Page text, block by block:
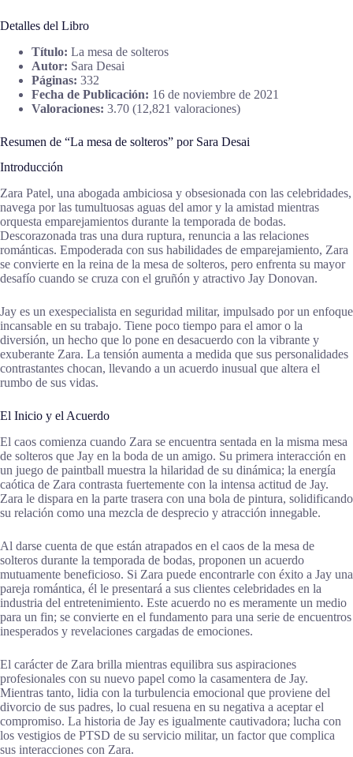
Detalles del Libro
Título: La mesa de solteros
Autor: Sara Desai
Páginas: 332
Fecha de Publicación: 16 de noviembre de 2021
Valoraciones: 3.70 (12,821 valoraciones)
Resumen de “La mesa de solteros” por Sara Desai
Introducción
Zara Patel, una abogada ambiciosa y obsesionada con las celebridades,
navega por las tumultuosas aguas del amor y la amistad mientras
orquesta emparejamientos durante la temporada de bodas.
Descorazonada tras una dura ruptura, renuncia a las relaciones
románticas. Empoderada con sus habilidades de emparejamiento, Zara
se convierte en la reina de la mesa de solteros, pero enfrenta su mayor
desafío cuando se cruza con el gruñón y atractivo Jay Donovan.
Jay es un exespecialista en seguridad militar, impulsado por un enfoque
incansable en su trabajo. Tiene poco tiempo para el amor o la
diversión, un hecho que lo pone en desacuerdo con la vibrante y
exuberante Zara. La tensión aumenta a medida que sus personalidades
contrastantes chocan, llevando a un acuerdo inusual que altera el
rumbo de sus vidas.
El Inicio y el Acuerdo
El caos comienza cuando Zara se encuentra sentada en la misma mesa
de solteros que Jay en la boda de un amigo. Su primera interacción en
un juego de paintball muestra la hilaridad de su dinámica; la energía
caótica de Zara contrasta fuertemente con la intensa actitud de Jay.
Zara le dispara en la parte trasera con una bola de pintura, solidificando
su relación como una mezcla de desprecio y atracción innegable.
Al darse cuenta de que están atrapados en el caos de la mesa de
solteros durante la temporada de bodas, proponen un acuerdo
mutuamente beneficioso. Si Zara puede encontrarle con éxito a Jay una
pareja romántica, él le presentará a sus clientes celebridades en la
industria del entretenimiento. Este acuerdo no es meramente un medio
para un fin; se convierte en el fundamento para una serie de encuentros
inesperados y revelaciones cargadas de emociones.
El carácter de Zara brilla mientras equilibra sus aspiraciones
profesionales con su nuevo papel como la casamentera de Jay.
Mientras tanto, lidia con la turbulencia emocional que proviene del
divorcio de sus padres, lo cual resuena en su negativa a aceptar el
compromiso. La historia de Jay es igualmente cautivadora; lucha con
los vestigios de PTSD de su servicio militar, un factor que complica
sus interacciones con Zara.